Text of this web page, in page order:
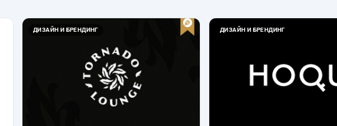
ДИЗАЙН И БРЕНДИНГ ДИЗАЙН И БРЕНДИНГ